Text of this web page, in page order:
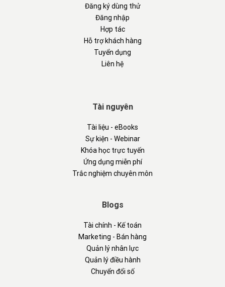
Đăng ký dùng thử
Đăng nhập
Hợp tác
Hỗ trợ khách hàng
Tuyển dụng
Liên hệ
Tài nguyên
Tài liệu - eBooks
Sự kiện - Webinar
Khóa học trực tuyến
Ứng dụng miễn phí
Trắc nghiệm chuyên môn
Blogs
Tài chính - Kế toán
Marketing - Bán hàng
Quản lý nhân lực
Quản lý điều hành
Chuyển đổi số